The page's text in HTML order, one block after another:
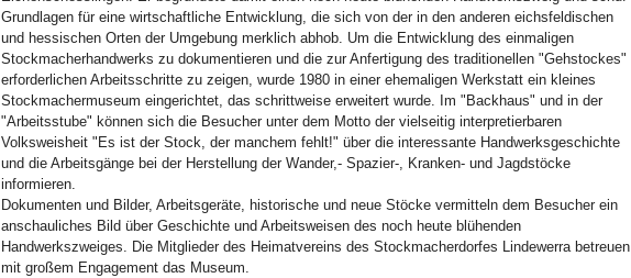
Grundlagen für eine wirtschaftliche Entwicklung, die sich von der in den anderen eichsfeldischen
und hessischen Orten der Umgebung merklich abhob. Um die Entwicklung des einmaligen
Stockmacherhandwerks zu dokumentieren und die zur Anfertigung des traditionellen "Gehstockes"
erforderlichen Arbeitsschritte zu zeigen, wurde 1980 in einer ehemaligen Werkstatt ein kleines
Stockmachermuseum eingerichtet, das schrittweise erweitert wurde. Im "Backhaus" und in der
"Arbeitsstube" können sich die Besucher unter dem Motto der vielseitig interpretierbaren
Volksweisheit "Es ist der Stock, der manchem fehlt!" über die interessante Handwerksgeschichte
und die Arbeitsgänge bei der Herstellung der Wander,- Spazier-, Kranken- und Jagdstöcke
informieren.
Dokumenten und Bilder, Arbeitsgeräte, historische und neue Stöcke vermitteln dem Besucher ein
anschauliches Bild über Geschichte und Arbeitsweisen des noch heute blühenden
Handwerkszweiges. Die Mitglieder des Heimatvereins des Stockmacherdorfes Lindewerra betreuen
mit großem Engagement das Museum.